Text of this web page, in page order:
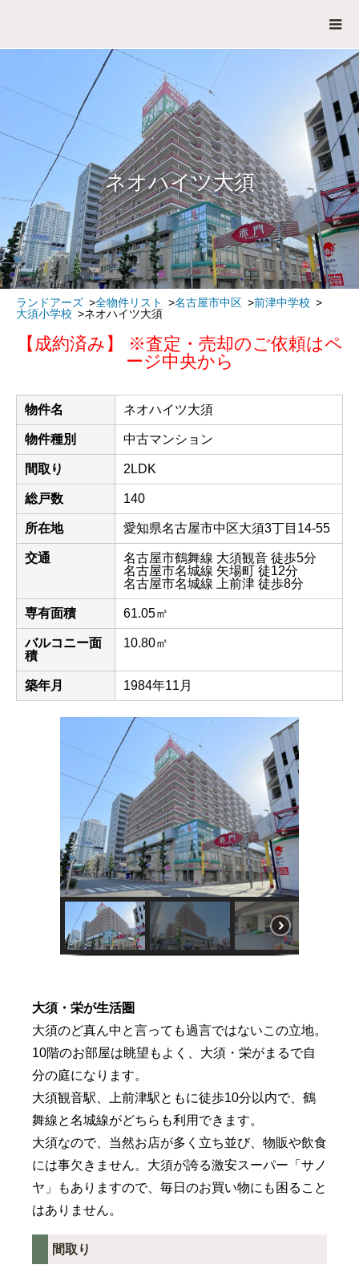
ネオハイツ大須
ランドアーズ 全物件リスト 名古屋市中区
前津中学校
大須小学校
ネオハイツ大須
【成約済み】 ※査定・売却のご依頼はペ
ージ中央から
物件名 ネオハイツ大須
物件種別 中古マンション
間取り 2LDK
総戸数 140
所在地 愛知県名古屋市中区大須3丁目14-55
交通
名古屋市鶴舞線 大須観音 徒歩5分
名古屋市名城線 矢場町 徒12分
名古屋市名城線 上前津 徒歩8分
専有面積 61.05㎡
バルコニー面
積
10.80㎡
築年月 1984年11月
大須・栄が生活圏
大須のど真ん中と言っても過言ではないこの立地。
10階のお部屋は眺望もよく、大須・栄がまるで自
分の庭になります。
大須観音駅、上前津駅ともに徒歩10分以内で、鶴
舞線と名城線がどちらも利用できます。
大須なので、当然お店が多く立ち並び、物販や飲食
には事欠きません。大須が誇る激安スーパー「サノ
ヤ」もありますので、毎日のお買い物にも困ること
はありません。
間取り